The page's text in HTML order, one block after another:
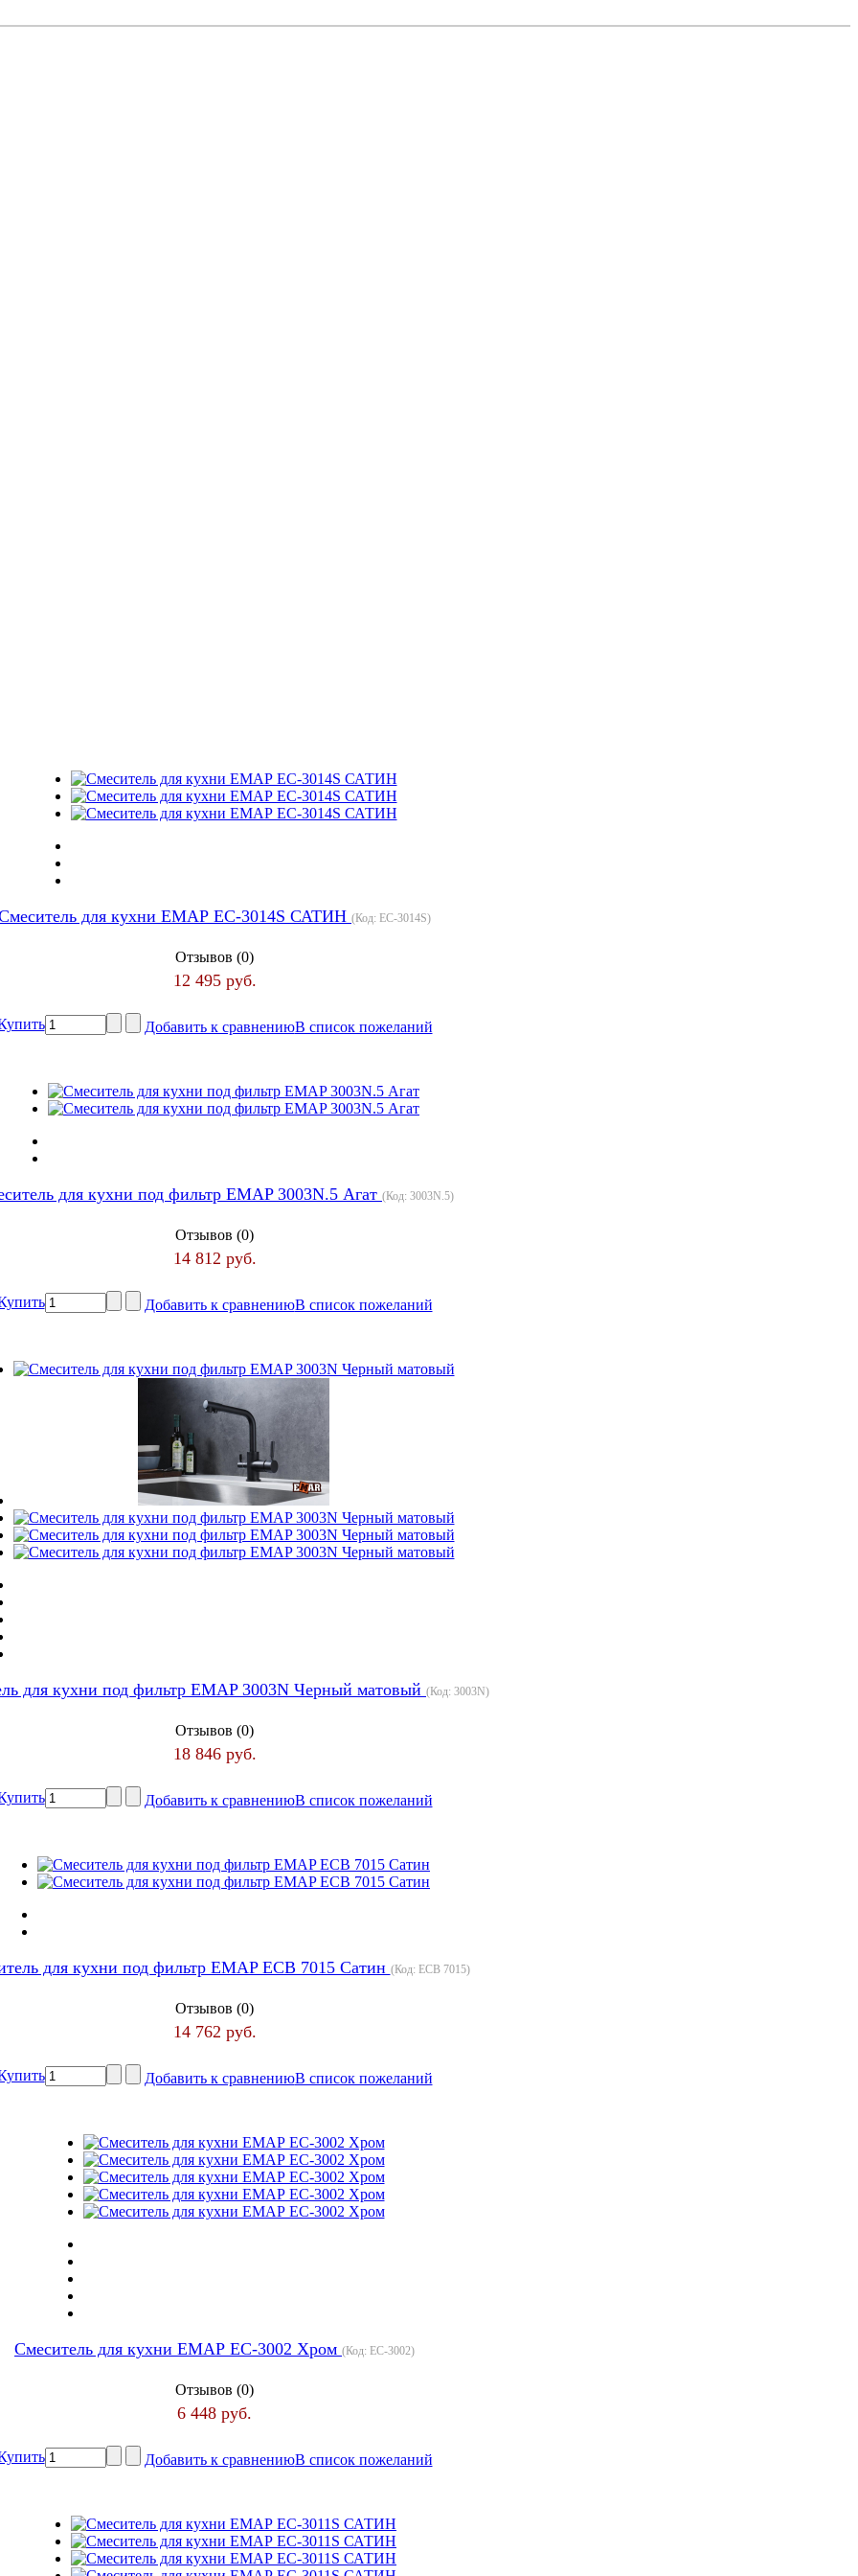
для кухни ЕМАР ЕС-3014S САТИН (Код: ЕС-3014S)
Отзывов (0)
12 495 руб.
Добавить к сравнениюВ список пожеланий
для кухни под фильтр EMAP 3003N.5 Агат (Код: 3003N.5)
Отзывов (0)
14 812 руб.
Добавить к сравнениюВ список пожеланий
для кухни под фильтр EMAP 3003N Черный матовый (Код: 3003N)
Отзывов (0)
18 846 руб.
Добавить к сравнениюВ список пожеланий
для кухни под фильтр EMAP ЕСВ 7015 Сатин (Код: ЕСВ 7015)
Отзывов (0)
14 762 руб.
Добавить к сравнениюВ список пожеланий
Смеситель для кухни ЕМАР ЕС-3002 Хром (Код: ЕС-3002)
Отзывов (0)
6 448 руб.
Добавить к сравнениюВ список пожеланий